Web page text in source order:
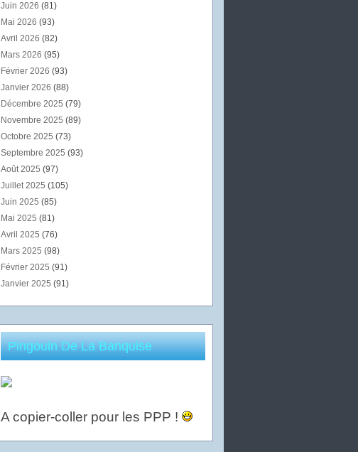
Juin 2026 (81)
Mai 2026 (93)
Avril 2026 (82)
Mars 2026 (95)
Février 2026 (93)
Janvier 2026 (88)
Décembre 2025 (79)
Novembre 2025 (89)
Octobre 2025 (73)
Septembre 2025 (93)
Août 2025 (97)
Juillet 2025 (105)
Juin 2025 (85)
Mai 2025 (81)
Avril 2025 (76)
Mars 2025 (98)
Février 2025 (91)
Janvier 2025 (91)
Pingouin De La Banquise
A copier-coller pour les PPP !